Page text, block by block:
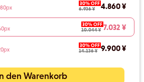
30% OFF
6.936 ¥
4.860 ¥
30% OFF
10.044 ¥ 7.032 ¥
30% OFF
14.136 ¥
9.900 ¥
In den Warenkorb